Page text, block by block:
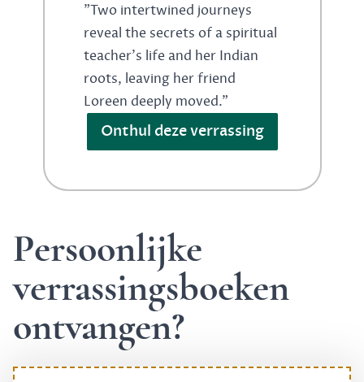
"Two intertwined journeys
reveal the secrets of a spiritual
teacher's life and her Indian
roots, leaving her friend
Loreen deeply moved."
Onthul deze verrassing
Persoonlijke
verrassingsboeken
ontvangen?